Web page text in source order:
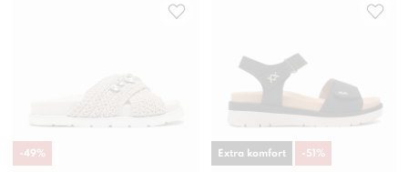
-49% Extra komfort -51 %